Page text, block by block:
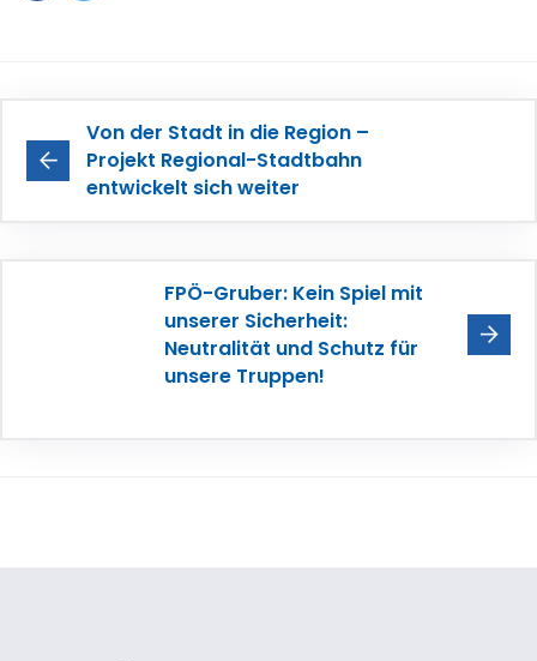
Von der Stadt in die Region –
Projekt Regional-Stadtbahn
entwickelt sich weiter
FPÖ-Gruber: Kein Spiel mit
unserer Sicherheit:
Neutralität und Schutz für
unsere Truppen!